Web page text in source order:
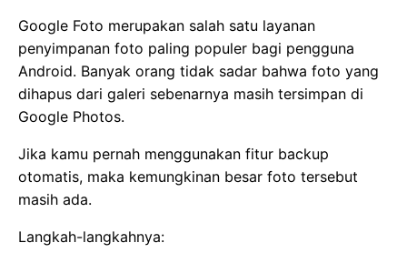
Google Foto merupakan salah satu layanan
penyimpanan foto paling populer bagi pengguna
Android. Banyak orang tidak sadar bahwa foto yang
dihapus dari galeri sebenarnya masih tersimpan di
Google Photos.
Jika kamu pernah menggunakan fitur backup
otomatis, maka kemungkinan besar foto tersebut
masih ada.
Langkah-langkahnya: